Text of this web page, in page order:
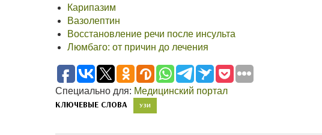
Карипазим
Вазолептин
Восстановление речи после инсульта
Люмбаго: от причин до лечения
Специально для: Медицинский портал
КЛЮЧЕВЫЕ СЛОВА УЗИ